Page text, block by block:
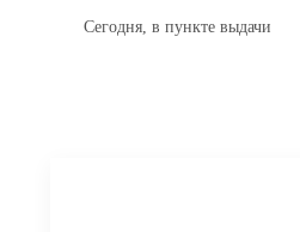
Сегодня, в пункте выдачи